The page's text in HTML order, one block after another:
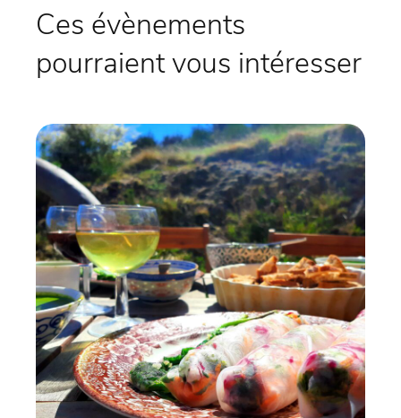
Ces évènements
pourraient vous intéresser